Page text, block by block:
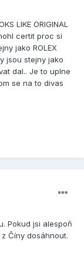
LIKE ORIGINAL
certit proc si
jako ROLEX
jsou stejny jako
dal.. Je to uplne
se na to divas
Pokud jsi alespoň
Číny dosáhnout.